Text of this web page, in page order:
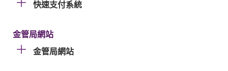
快速支付系統
金管局網站
金管局網站